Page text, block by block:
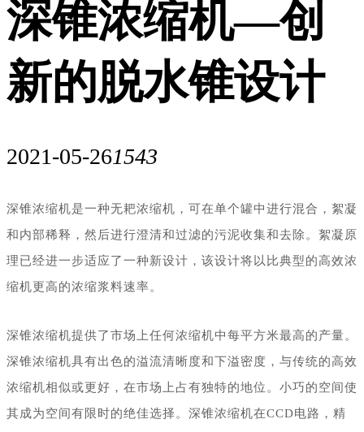
深锥浓缩机—创
新的脱水锥设计
2021-05-261543
深锥浓缩机是一种无耙浓缩机，可在单个罐中进行混合，絮凝
和内部稀释，然后进行澄清和过滤的污泥收集和去除。絮凝原
理已经进一步适应了一种新设计，该设计将以比典型的高效浓
缩机更高的浓缩浆料速率。
深锥浓缩机提供了市场上任何浓缩机中每平方米最高的产量。
深锥浓缩机具有出色的溢流清晰度和下溢密度，与传统的高效
浓缩机相似或更好，在市场上占有独特的地位。小巧的空间使
其成为空间有限时的绝佳选择。深锥浓缩机在CCD电路，精